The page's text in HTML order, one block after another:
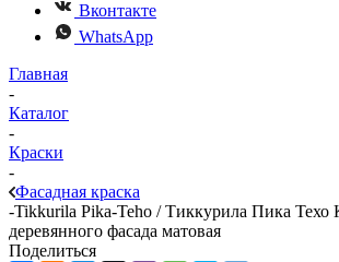
Вконтакте
WhatsApp
Главная
-
Каталог
-
Краски
-
Фасадная краска
-Tikkurila Pika-Teho / Тиккурила Пика Техо
деревянного фасада матовая
Поделиться